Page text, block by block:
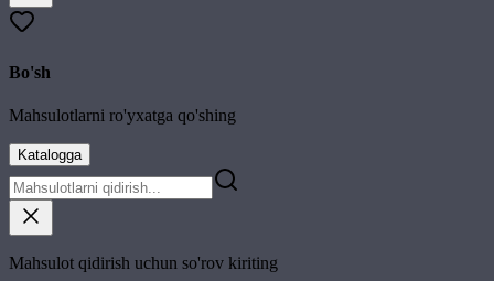
Bo'sh
Mahsulotlarni ro'yxatga qo'shing
Katalogga
Mahsulot qidirish uchun so'rov kiriting